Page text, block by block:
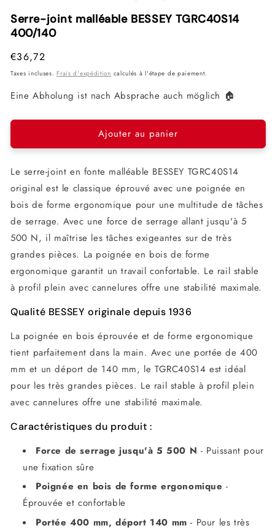
dans
une
fenêtre
dans
une
Serre-joint malléable BESSEY TGRC40S14
400/140
Prix
habituel
€36,72
Taxes incluses.Frais d'expédition calculés à l'étape de paiement.
Eine Abholung ist nach Absprache auch möglich 🏠
Ajouter au panier
Le serre-joint en fonte malléable BESSEY TGRC40S14
original est le classique éprouvé avec une poignée en
bois de forme ergonomique pour une multitude de tâches
de serrage. Avec une force de serrage allant jusqu'à 5
500 N, il maîtrise les tâches exigeantes sur de très
grandes pièces. La poignée en bois de forme
ergonomique garantit un travail confortable. Le rail stable
à profil plein avec cannelures offre une stabilité maximale.
Qualité BESSEY originale depuis 1936
La poignée en bois éprouvée et de forme ergonomique
tient parfaitement dans la main. Avec une portée de 400
mm et un déport de 140 mm, le TGRC40S14 est idéal
pour les très grandes pièces. Le rail stable à profil plein
avec cannelures offre une stabilité maximale.
Caractéristiques du produit :
Force de serrage jusqu'à 5 500 N - Puissant pour
une fixation sûre
Poignée en bois de forme ergonomique -
Éprouvée et confortable
Portée 400 mm, déport 140 mm - Pour les très